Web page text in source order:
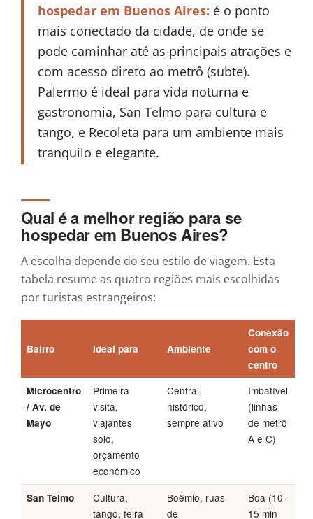
hospedar em Buenos Aires: é o ponto
mais conectado da cidade, de onde se
pode caminhar até as principais atrações e
com acesso direto ao metrô (subte).
Palermo é ideal para vida noturna e
gastronomia, San Telmo para cultura e
tango, e Recoleta para um ambiente mais
tranquilo e elegante.
Qual é a melhor região para se
hospedar em Buenos Aires?
A escolha depende do seu estilo de viagem. Esta
tabela resume as quatro regiões mais escolhidas
por turistas estrangeiros:
Bairro Ideal para Ambiente
Conexão
com o
centro
Microcentro
/ Av. de
Mayo
Primeira
visita,
viajantes
solo,
orçamento
econômico
Central,
histórico,
sempre ativo
Imbatível
(linhas
de metrô
A e C)
San Telmo
Cultura,
tango, feira
Boêmio, ruas
de
Boa (10-
15 min